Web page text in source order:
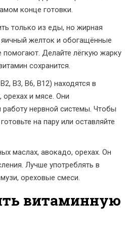
конце готовки.
только из еды, но жирная
желток и обогащённые
Делайте лёгкую жарку
сохранится.
B3, B6, B12) находятся в
и мясе. Они
нервной системы. Чтобы
на пару или оставляйте
маслах, авокадо, орехах. Он
Лучше употреблять в
ореховые смеси.
витаминную